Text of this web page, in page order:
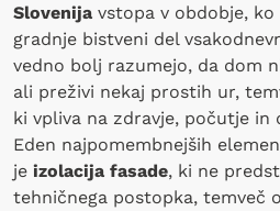
Slovenija vstopa v obdobje,
gradnje bistveni del
vedno bolj razumejo, da dom
ali preživi nekaj prostih ur,
ki vpliva na zdravje, počutje
Eden najpomembnejših
je izolacija fasade, ki ne
tehničnega postopka, temveč